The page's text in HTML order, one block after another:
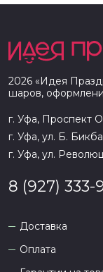
2026 «Идея
шаров,
г. Уфа, Проспект
г. Уфа, ул. Б.
г. Уфа, ул.
8 (927) 333-
Доставка
Оплата